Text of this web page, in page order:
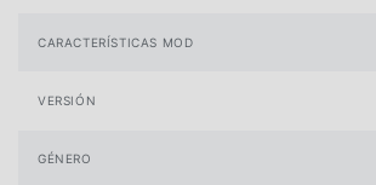
CARACTERÍSTICAS MOD
VERSIÓN
GÉNERO